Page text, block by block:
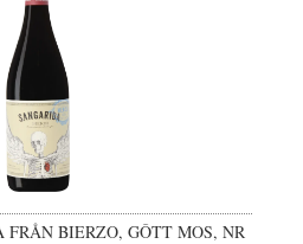
BIERZO, GÔTT MOS, NR